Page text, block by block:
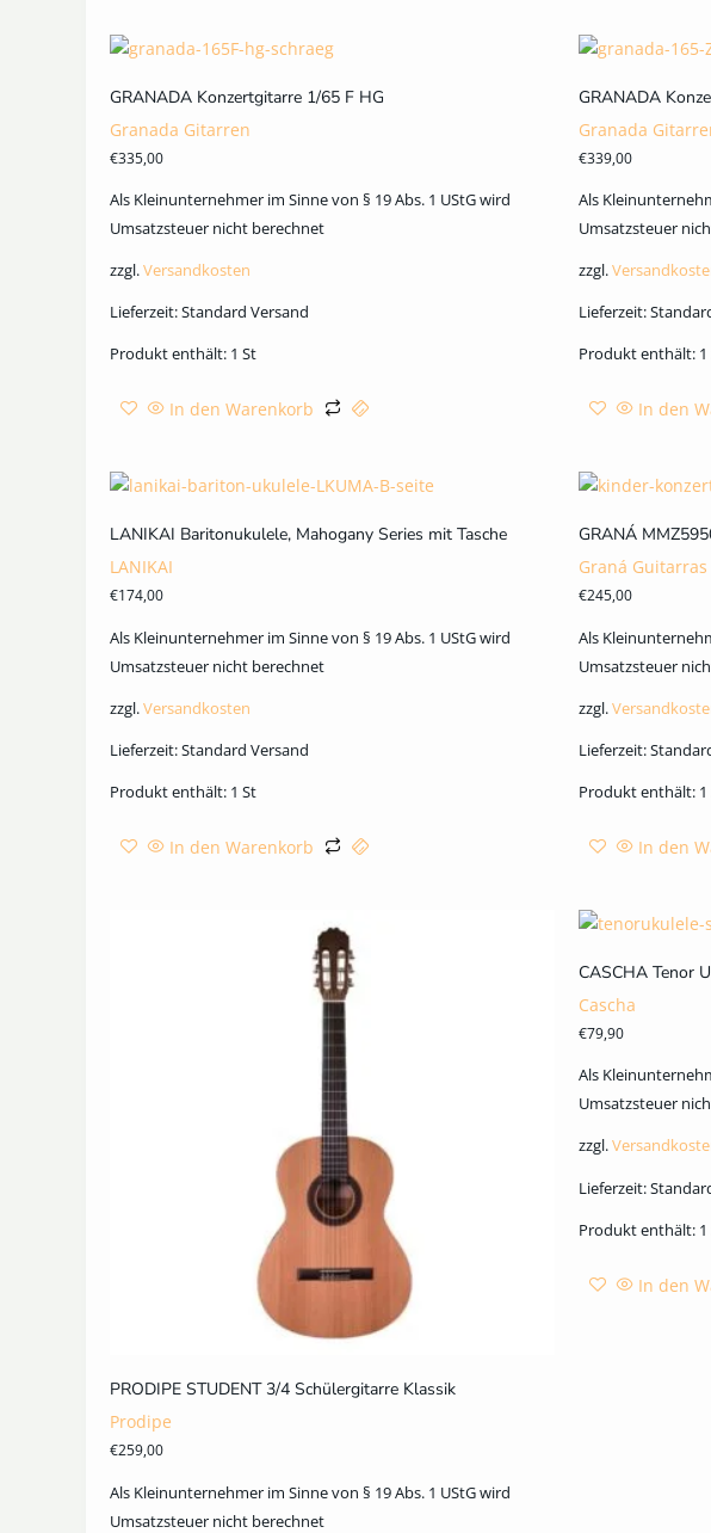
GRANADA Konzertgitarre 1/65 F HG
Granada Gitarren
€335,00
Als Kleinunternehmer im Sinne von § 19 Abs. 1 UStG wird
Umsatzsteuer nicht berechnet
zzgl.Versandkosten
Lieferzeit:Standard Versand
Produkt enthält: 1 St
In den Warenkorb
GRANADA
Granada
€339,00
Als
Umsatzsteuer
zzgl.
Lieferzeit:
Produkt enthält: 1
In den
LANIKAI Baritonukulele, Mahogany Series mit Tasche
LANIKAI
€174,00
Als Kleinunternehmer im Sinne von § 19 Abs. 1 UStG wird
Umsatzsteuer nicht berechnet
zzgl.Versandkosten
Lieferzeit:Standard Versand
Produkt enthält: 1 St
In den Warenkorb
GRANÁ
Graná Guitarras
€245,00
Als
Umsatzsteuer
zzgl.
Lieferzeit:
Produkt enthält: 1
In den
PRODIPE STUDENT 3/4 Schülergitarre Klassik
Prodipe
€259,00
Als Kleinunternehmer im Sinne von § 19 Abs. 1 UStG wird
Umsatzsteuer nicht berechnet
CASCHA Tenor
Cascha
€79,90
Als
Umsatzsteuer
zzgl.
Lieferzeit:
Produkt enthält: 1
In den